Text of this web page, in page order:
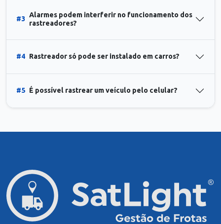
#3
Alarmes podem interferir no funcionamento dos
rastreadores?
#4 Rastreador só pode ser instalado em carros?
#5 É possível rastrear um veículo pelo celular?